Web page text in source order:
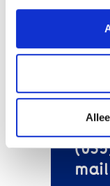
Bel
mail